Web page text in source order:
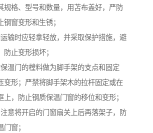
规格、型号和数量，用苫布盖好，严防
窗变形和生锈；
输时应轻拿轻放，并采取保护措施，避
防止变形损坏；
温门的樘料做为脚手架的支点和固定
变形；严禁将脚手架木的拉杆固定或在
上，防止钢质保温门窗的移位和变形；
意将开启的门窗扇关上后再落架子，防
窗；